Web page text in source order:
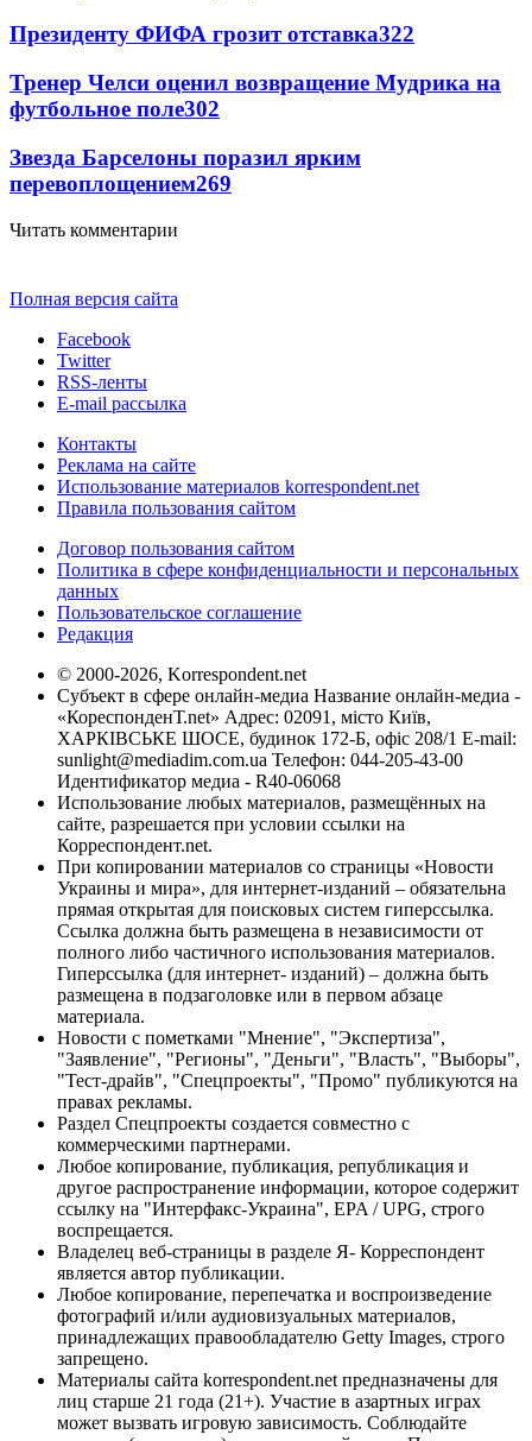
Президенту ФИФА грозит отставка322
Тренер Челси оценил возвращение Мудрика на
футбольное поле302
Звезда Барселоны поразил ярким
перевоплощением269
Читать комментарии
Полная версия сайта
Facebook
Twitter
RSS-ленты
E-mail рассылка
Контакты
Реклама на сайте
Использование материалов korrespondent.net
Правила пользования сайтом
Договор пользования сайтом
Политика в сфере конфиденциальности и персональных
данных
Пользовательское соглашение
Редакция
© 2000-2026, Korrespondent.net
Субъект в сфере онлайн-медиа Название онлайн-медиа -
«КореспонденТ.net» Адрес: 02091, місто Київ,
ХАРКІВСЬКЕ ШОСЕ, будинок 172-Б, офіс 208/1 E-mail:
sunlight@mediadim.com.ua Телефон: 044-205-43-00
Идентификатор медиа - R40-06068
Использование любых материалов, размещённых на
сайте, разрешается при условии ссылки на
Корреспондент.net.
При копировании материалов со страницы «Новости
Украины и мира», для интернет-изданий – обязательна
прямая открытая для поисковых систем гиперссылка.
Ссылка должна быть размещена в независимости от
полного либо частичного использования материалов.
Гиперссылка (для интернет- изданий) – должна быть
размещена в подзаголовке или в первом абзаце
материала.
Новости с пометками "Мнение", "Экспертиза",
"Заявление", "Регионы", "Деньги", "Власть", "Выборы",
"Тест-драйв", "Спецпроекты", "Промо" публикуются на
правах рекламы.
Раздел Спецпроекты создается совместно с
коммерческими партнерами.
Любое копирование, публикация, републикация и
другое распространение информации, которое содержит
ссылку на "Интерфакс-Украина", EPA / UPG, строго
воспрещается.
Владелец веб-страницы в разделе Я- Корреспондент
является автор публикации.
Любое копирование, перепечатка и воспроизведение
фотографий и/или аудиовизуальных материалов,
принадлежащих правообладателю Getty Images, строго
запрещено.
Материалы сайта korrespondent.net предназначены для
лиц старше 21 года (21+). Участие в азартных играх
может вызвать игровую зависимость. Соблюдайте